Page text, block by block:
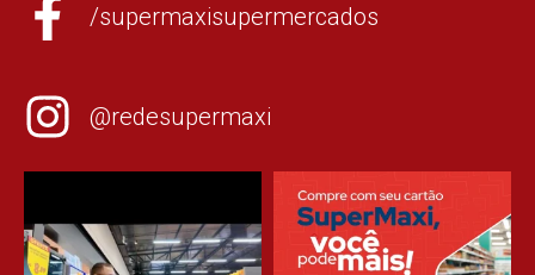
/supermaxisupermercados
@redesupermaxi